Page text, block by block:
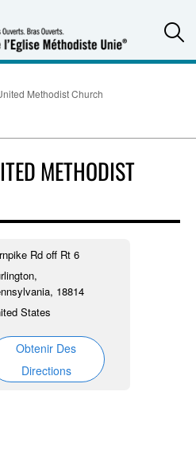
Methodist Church
METHODIST
Turnpike Rd off Rt 6
18814
States
Obtenir Des
Directions